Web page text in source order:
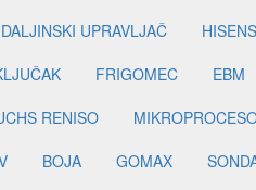
DALJINSKI UPRAVLJAČ
FRIGOMEC EBM
RENISO
BOJA GOMAX